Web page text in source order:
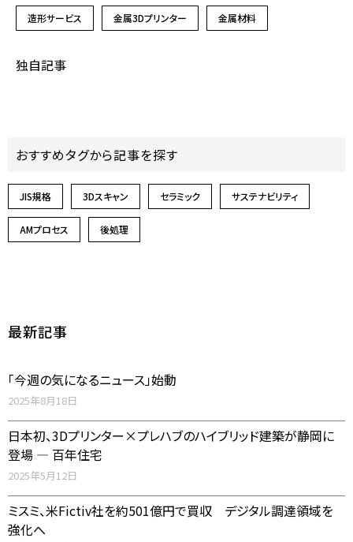
造形サービス 金属3Dプリンター 金属材料
独自記事
おすすめタグから記事を探す
JIS規格 3Dスキャン セラミック サステナビリティ
AMプロセス 後処理
最新記事
「今週の気になるニュース」始動
2025年8月18日
日本初、3Dプリンター×プレハブのハイブリッド建築が静岡に
登場 ― 百年住宅
2025年5月12日
ミスミ、米Fictiv社を約501億円で買収 デジタル調達領域を
強化へ